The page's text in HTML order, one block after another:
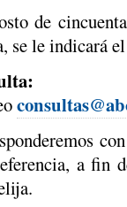
de
se le indicará
a fin